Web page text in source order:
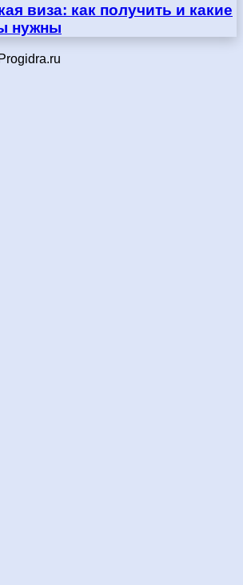
виза: как получить и какие
нужны